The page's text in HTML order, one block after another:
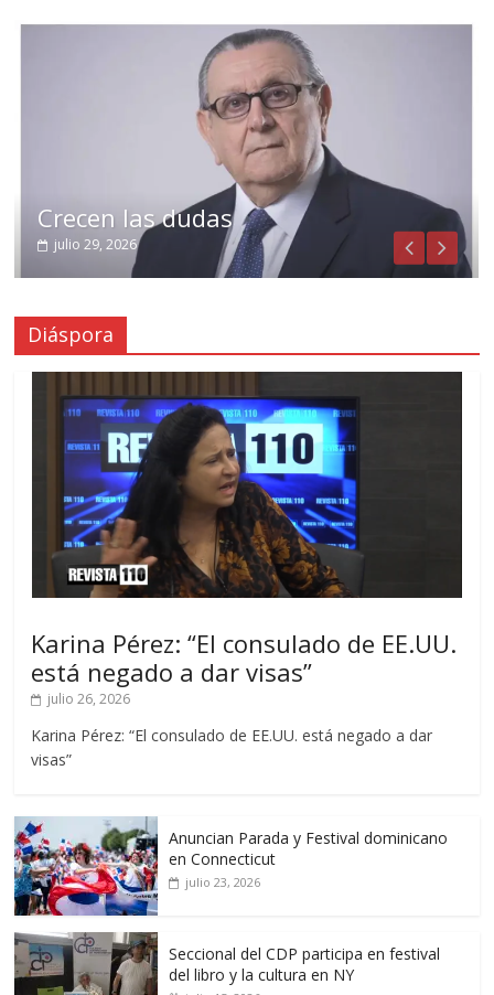
Crecen las dudas
julio 29, 2026
Diáspora
Karina Pérez: “El consulado de EE.UU.
está negado a dar visas”
julio 26, 2026
Karina Pérez: “El consulado de EE.UU. está negado a dar
visas”
Anuncian Parada y Festival dominicano
en Connecticut
julio 23, 2026
Seccional del CDP participa en festival
del libro y la cultura en NY